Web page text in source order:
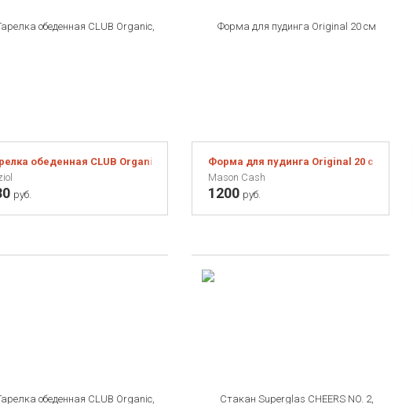
обеденная CLUB Organic, D 26 см, зелёная
руб.
Форма для пудинга Original 20 см белая
Mason Cash
1200 руб.